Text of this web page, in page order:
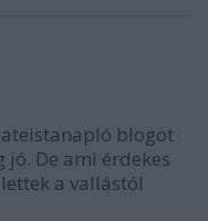
ateistanapló blogot
jó. De ami érdekes
a vallástól